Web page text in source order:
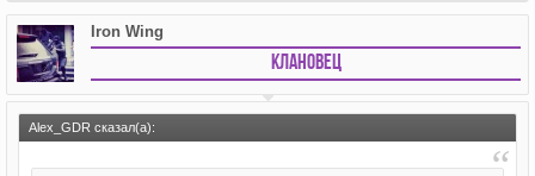
Iron Wing
Клановец
Alex_GDR сказал(а):